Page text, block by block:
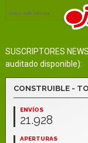
SUSCRIPTORES
auditado disponible):